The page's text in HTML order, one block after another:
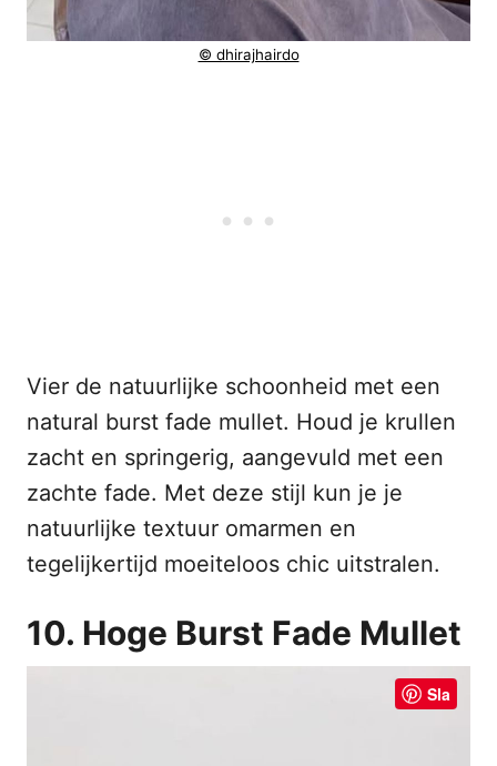
© dhirajhairdo
Vier de natuurlijke schoonheid met een
natural burst fade mullet. Houd je krullen
zacht en springerig, aangevuld met een
zachte fade. Met deze stijl kun je je
natuurlijke textuur omarmen en
tegelijkertijd moeiteloos chic uitstralen.
10. Hoge Burst Fade Mullet
Sla